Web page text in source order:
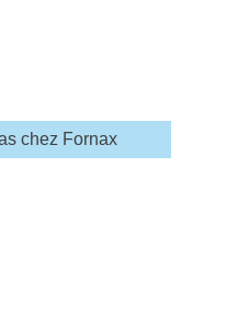
chez Fornax